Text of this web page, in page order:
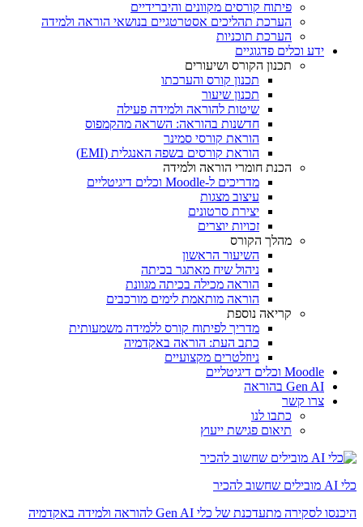
פיתוח קורסים מקוונים והיברידיים
הערכת תהליכים אסטרטגיים בנושאי הוראה ולמידה
הערכת תוכניות
ידע וכלים פדגוגיים
תכנון הקורס ושיעורים
תכנון קורס והערכתו
תכנון שיעור
שיטות להוראה ולמידה פעילה
חדשנות בהוראה: השראה מהקמפוס
הוראת קורסי סמינר
הוראת קורסים בשפה האנגלית (EMI)
הכנת חומרי הוראה ולמידה
מדריכים ל-Moodle וכלים דיגיטליים
עיצוב מצגות
יצירת סרטונים
זכויות יוצרים
מהלך הקורס
השיעור הראשון
ניהול שיח מאתגר בכיתה
הוראה מכילה בכיתה מגוונת
הוראה מותאמת לימים מורכבים
קריאה נוספת
מדריך לפיתוח קורס ללמידה משמעותית
כתב העת: הוראה באקדמיה
ניוזלטרים מקצועיים
Moodle וכלים דיגיטליים
Gen AI בהוראה
צרו קשר
כתבו לנו
תיאום פגישת ייעוץ
כלי AI מובילים שחשוב להכיר
היכנסו לסקירה מתעדכנת של כלי Gen AI להוראה ולמידה באקדמיה